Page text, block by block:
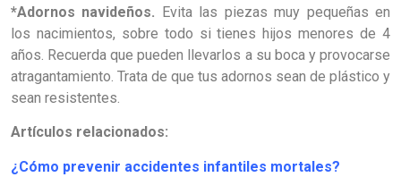
*Adornos navideños. Evita las piezas muy pequeñas en
los nacimientos, sobre todo si tienes hijos menores de 4
años. Recuerda que pueden llevarlos a su boca y provocarse
atragantamiento. Trata de que tus adornos sean de plástico y
sean resistentes.
Artículos relacionados:
¿Cómo prevenir accidentes infantiles mortales?